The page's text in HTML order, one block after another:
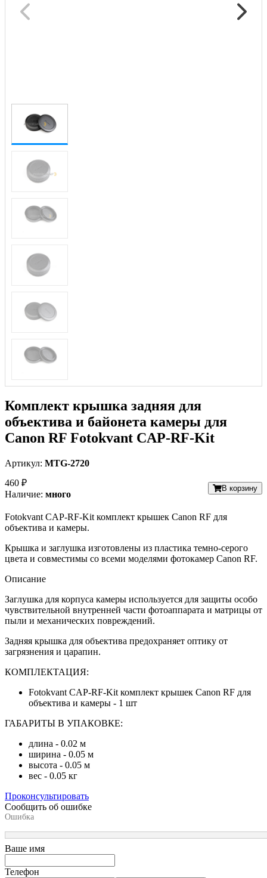
Комплект крышка задняя для
объектива и байонета камеры для
Canon RF Fotokvant CAP-RF-Kit
Артикул: MTG-2720
460 ₽
Наличие: много
В корзину
Fotokvant CAP-RF-Kit комплект крышек Canon RF для
объектива и камеры.
Крышка и заглушка изготовлены из пластика темно-серого
цвета и совместимы со всеми моделями фотокамер Canon RF.
Описание
Заглушка для корпуса камеры используется для защиты особо
чувствительной внутренней части фотоаппарата и матрицы от
пыли и механических повреждений.
Задняя крышка для объектива предохраняет оптику от
загрязнения и царапин.
КОМПЛЕКТАЦИЯ:
Fotokvant CAP-RF-Kit комплект крышек Canon RF для
объектива и камеры - 1 шт
ГАБАРИТЫ В УПАКОВКЕ:
длина - 0.02 м
ширина - 0.05 м
высота - 0.05 м
вес - 0.05 кг
Проконсультировать
Сообщить об ошибке
Ошибка
Ваше имя
Телефон